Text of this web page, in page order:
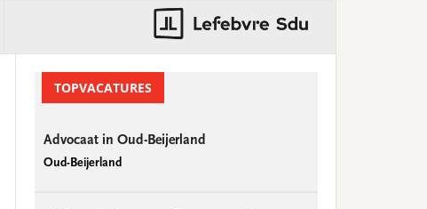
SidebarTOPVACATURES
Advocaat in Oud-Beijerland
Oud-Beijerland